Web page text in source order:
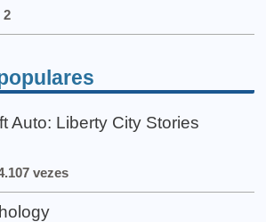
2
Auto: Liberty City Stories
vezes